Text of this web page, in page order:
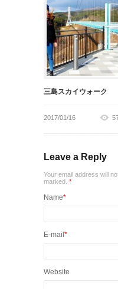
三島スカイウォーク
2017/01/16
Leave a Reply
Your email address will
marked. *
Name*
E-mail *
Website